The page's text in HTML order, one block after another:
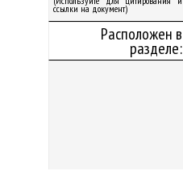
ссылки на документ)
Расположен в
разделе: